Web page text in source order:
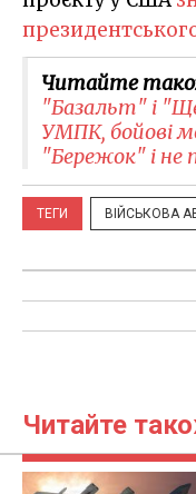
Читайте
"Базальт" і
УМПК, бойові
"Бережок" і не
ТЕГИ ВІЙСЬКОВА
Читайте